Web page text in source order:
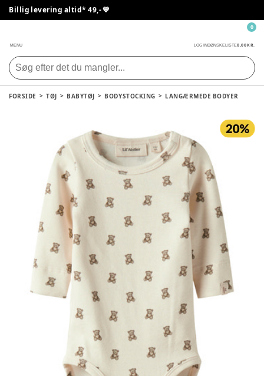
Billig levering altid* 49,- 💙
MENU LOG INDØNSKELISTE0,00 KR.
0
FORSIDE TØJ BABYTØJ BODYSTOCKING LANGÆRMEDE BODYER